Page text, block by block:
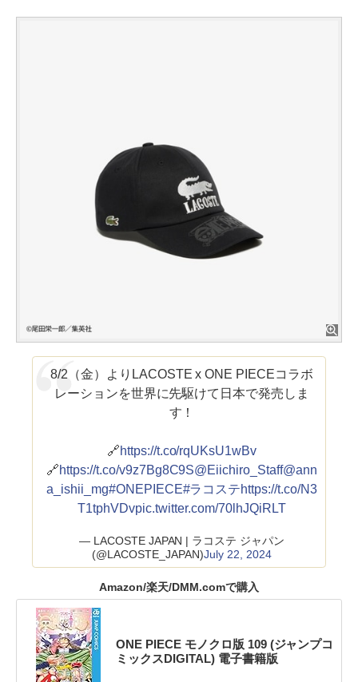
8/2（金）よりLACOSTE x ONE PIECEコラボ
レーションを世界に先駆けて日本で発売しま
す！
🔗https://t.co/rqUKsU1wBv
🔗https://t.co/v9z7Bg8C9S@Eiichiro_Staff@ann
a_ishii_mg#ONEPIECE#ラコステhttps://t.co/N3
T1tphVDvpic.twitter.com/70lhJQiRLT
— LACOSTE JAPAN | ラコステ ジャパン
(@LACOSTE_JAPAN)July 22, 2024
Amazon/楽天/DMM.comで購入
ONE PIECE モノクロ版 109 (ジャンプコ
ミックスDIGITAL) 電子書籍版